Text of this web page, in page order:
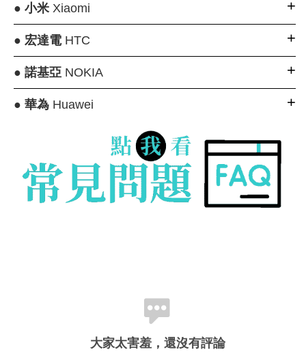
● 小米Xiaomi
● 宏達電HTC
● 諾基亞NOKIA
● 華為Huawei
大家太害羞，還沒有評論